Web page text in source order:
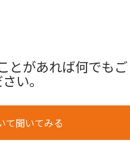
とがあれば何でもご
い。
て聞いてみる